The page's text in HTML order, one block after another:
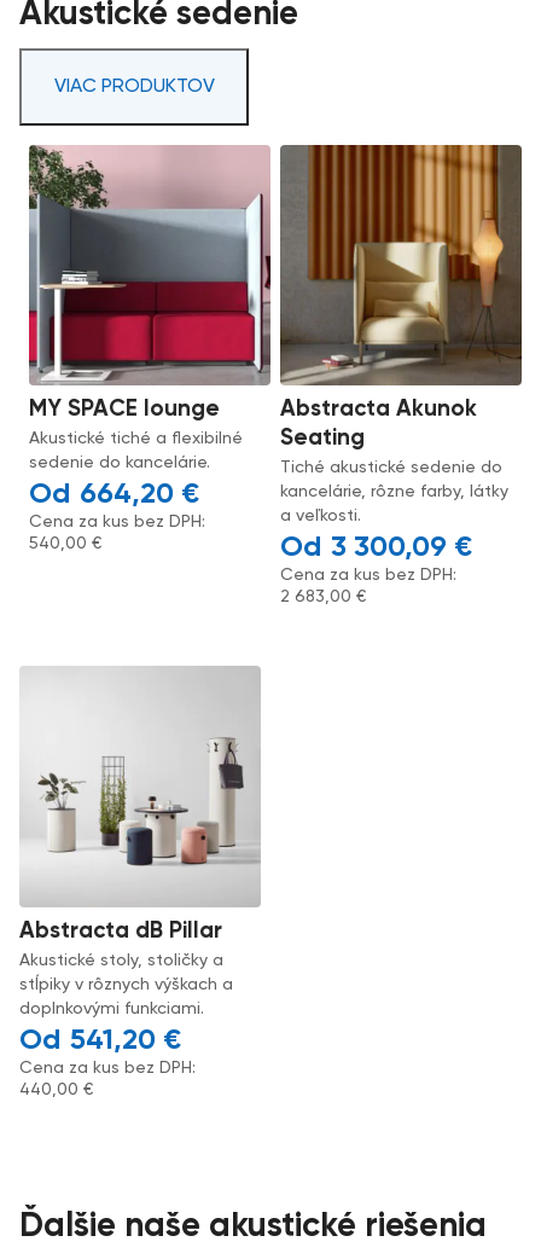
Akustické sedenie
VIAC PRODUKTOV
MY SPACE lounge
Akustické tiché a flexibilné
sedenie do kancelárie.
664,20 €
Cena za kus bez DPH:
540,00€
Abstracta Akunok
Seating
Tiché akustické sedenie do
kancelárie, rôzne farby, látky
a veľkosti.
3 300,09 €
Cena za kus bez DPH:
2 683,00€
Abstracta dB Pillar
Akustické stoly, stoličky a
stĺpiky v rôznych výškach a
doplnkovými funkciami.
541,20 €
Cena za kus bez DPH:
440,00 €
Ďalšie naše akustické riešenia